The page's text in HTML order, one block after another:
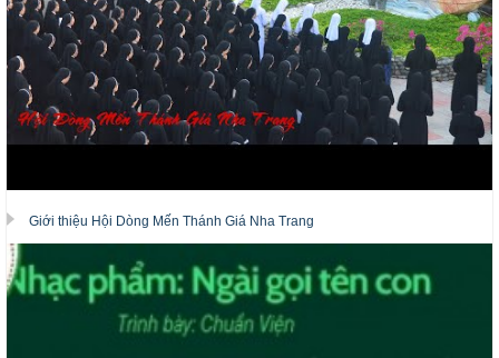
Giới thiệu Hội Dòng Mến Thánh Giá Nha Trang